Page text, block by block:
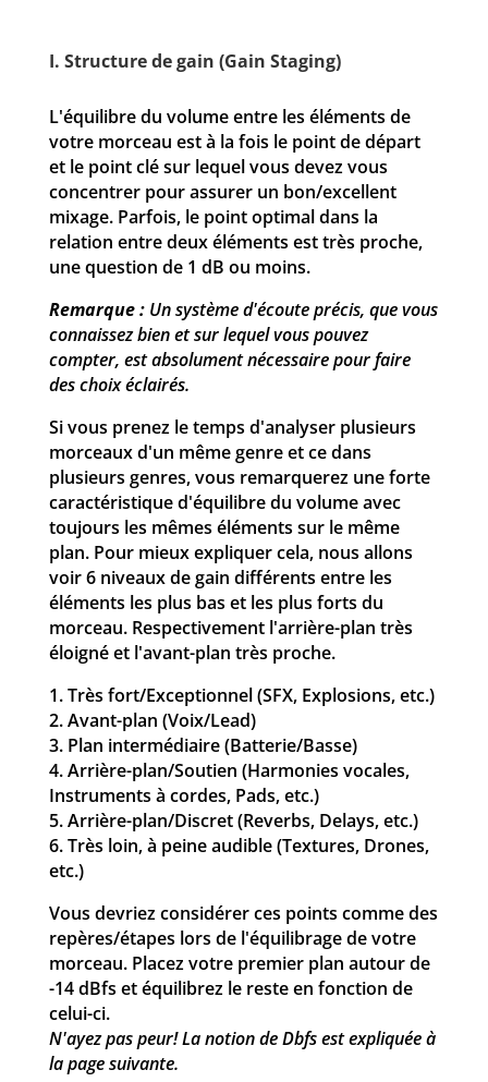
I. Structure de gain (Gain Staging)
L'équilibre du volume entre les éléments de
votre morceau est à la fois le point de départ
et le point clé sur lequel vous devez vous
concentrer pour assurer un bon/excellent
mixage. Parfois, le point optimal dans la
relation entre deux éléments est très proche,
une question de 1 dB ou moins.
Remarque :Un système d'écoute précis, que vous
connaissez bien et sur lequel vous pouvez
compter, est absolument nécessaire pour faire
des choix éclairés.
Si vous prenez le temps d'analyser plusieurs
morceaux d'un même genre et ce dans
plusieurs genres, vous remarquerez une forte
caractéristique d'équilibre du volume avec
toujours les mêmes éléments sur le même
plan. Pour mieux expliquer cela, nous allons
voir 6 niveaux de gain différents entre les
éléments les plus bas et les plus forts du
morceau. Respectivement l'arrière-plan très
éloigné et l'avant-plan très proche.
1. Très fort/Exceptionnel (SFX, Explosions, etc.)
2. Avant-plan (Voix/Lead)
3. Plan intermédiaire (Batterie/Basse)
4. Arrière-plan/Soutien (Harmonies vocales,
Instruments à cordes, Pads, etc.)
5. Arrière-plan/Discret (Reverbs, Delays, etc.)
6. Très loin, à peine audible (Textures, Drones,
etc.)
Vous devriez considérer ces points comme des
repères/étapes lors de l'équilibrage de votre
morceau. Placez votre premier plan autour de
-14 dBfs et équilibrez le reste en fonction de
celui-ci.
N'ayez pas peur! La notion de Dbfs est expliquée à
la page suivante.